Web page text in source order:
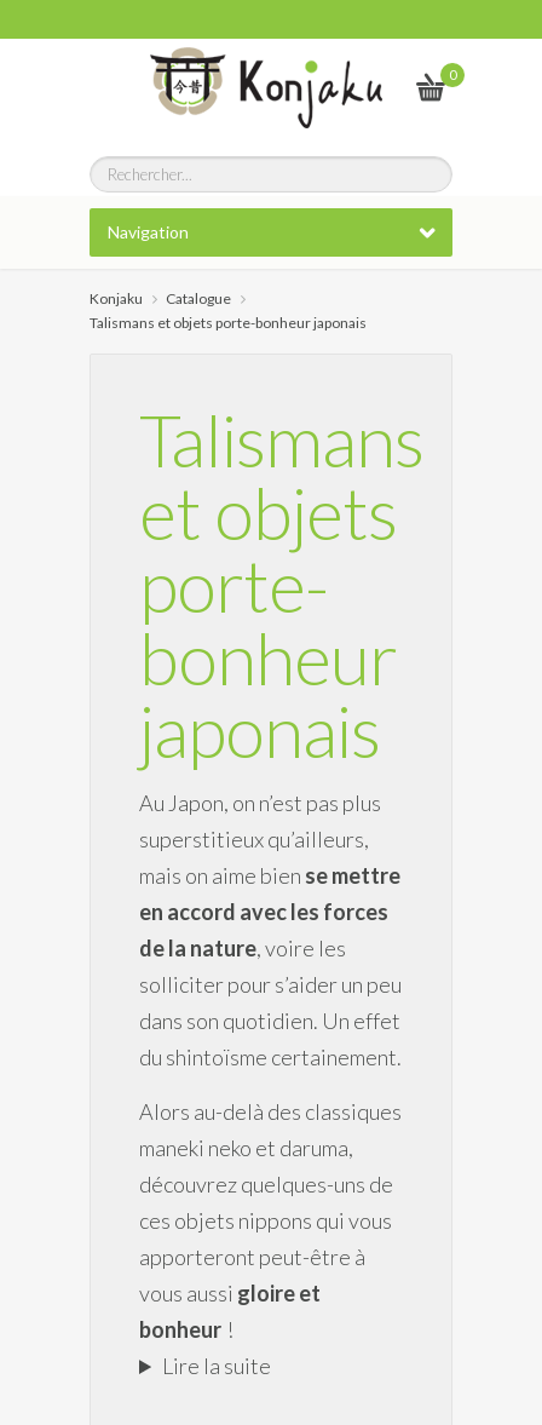
0
Navigation
Konjaku
Catalogue
Talismans et objets porte-bonheur japonais
Talismans
et objets
porte-
bonheur
japonais
Au Japon, on n’est pas plus
superstitieux qu’ailleurs,
mais on aime bien se mettre
en accord avec les forces
de la nature, voire les
solliciter pour s’aider un peu
dans son quotidien. Un effet
du shintoïsme certainement.
Alors au-delà des classiques
maneki neko et daruma,
découvrez quelques-uns de
ces objets nippons qui vous
apporteront peut-être à
vous aussi gloire et
bonheur !
Lire la suite